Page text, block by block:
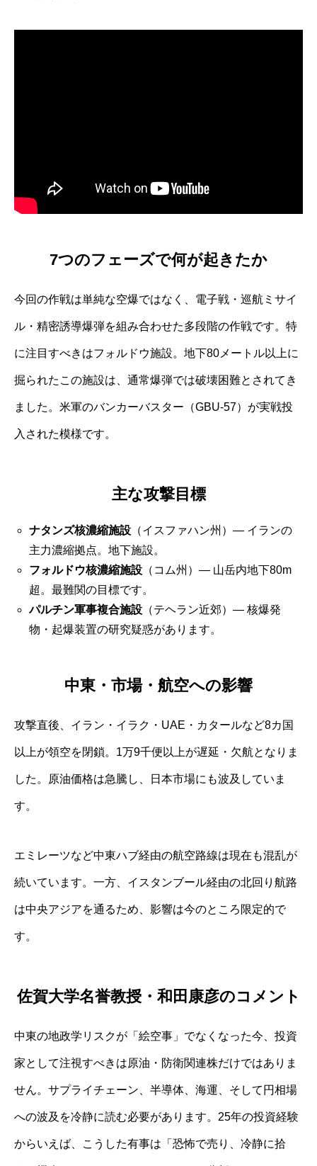
7つのフェーズで何が起きたか
今回の作戦は単純な空爆ではなく、電子戦・巡航ミサイ
ル・精密誘導爆弾を組み合わせた多段階の作戦です。特
に注目すべきはフォルドウ施設。地下80メートル以上に
掘られたこの施設は、通常爆弾では破壊困難とされてき
ました。米軍のバンカーバスター（GBU-57）が実戦投
入された模様です。
主な攻撃目標
ナタンズ核濃縮施設（イスファハン州）― イランの
主力濃縮拠点。地下施設。
フォルドウ核濃縮施設（コム州）― 山岳内地下80m
超。最難関の目標です。
パルチン軍事複合施設（テヘラン近郊）― 核爆発
物・起爆装置の研究疑惑があります。
中東・市場・航空への影響
攻撃直後、イラン・イラク・UAE・カタールなど8カ国
以上が領空を閉鎖。1万9千便以上が遅延・欠航となりま
した。原油価格は急騰し、日本市場にも波及していま
す。
エミレーツなど中東ハブ経由の航空路線は現在も混乱が
続いています。一方、イスタンブール経由の北回り航路
は中央アジアを通るため、影響は今のところ限定的で
す。
佐賀大学名誉教授・和田康彦のコメント
中東の地政学リスクが「絵空事」でなくなった今、投資
家として注視すべきは原油・防衛関連株だけではありま
せん。サプライチェーン、半導体、海運、そして円相場
への波及を冷静に読む必要があります。25年の投資経験
からいえば、こうした有事は「恐怖で売り、冷静に拾